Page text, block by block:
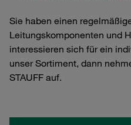
Sie haben einen
Leitungskomponenten und
interessieren sich für ein
unser Sortiment, dann
STAUFF auf.